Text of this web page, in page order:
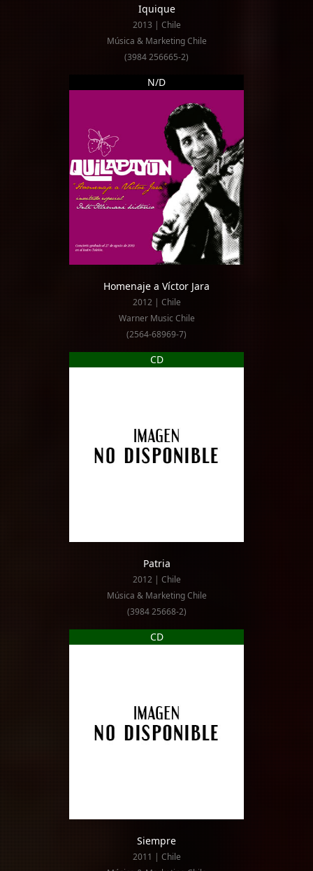
Iquique
2013 | Chile
Música & Marketing Chile
(3984 256665-2)
N/D
Homenaje a Víctor Jara
2012 | Chile
Warner Music Chile
(2564-68969-7)
CD
Patria
2012 | Chile
Música & Marketing Chile
(3984 25668-2)
CD
Siempre
2011 | Chile